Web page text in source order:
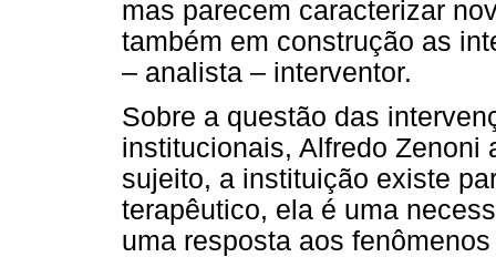
mas parecem caracterizar
também em construção as
– analista – interventor.
Sobre a questão das
institucionais, Alfredo Zenoni
sujeito, a instituição existe
terapêutico, ela é uma
uma resposta aos